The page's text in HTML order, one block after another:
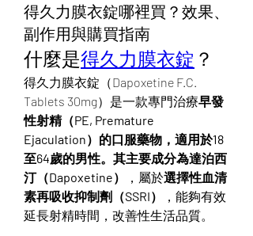
得久力膜衣錠哪裡買？效果、
副作用與購買指南
什麼是得久力膜衣錠 ？
得久力膜衣錠（Dapoxetine F.C.
Tablets 30mg）是一款專門治療早發
性射精（PE, Premature
Ejaculation）的口服藥物，適用於18
至64歲的男性。其主要成分為達泊西
汀（Dapoxetine）
，屬於選擇性血清
素再吸收抑制劑（SSRI）
，能夠有效
延長射精時間，改善性生活品質。